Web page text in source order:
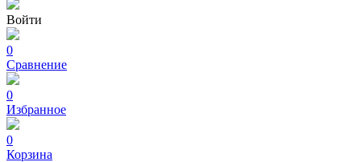
Войти
0
Сравнение
0
Избранное
0
Корзина